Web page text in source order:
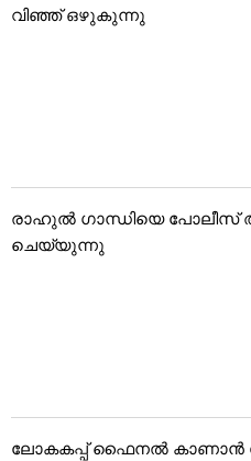
വിഞ്ഞ് ഒഴുകുന്നു
രാഹുൽ ഗാന്ധിയെ പോലീസ്
ചെയ്യുന്നു
ലോകകപ്പ് ഫൈനൽ കാണാൻ